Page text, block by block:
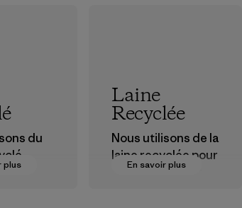
plus
du
de
En savoir plus
Laine
Recyclée
Nous utilisons de la
laine recyclée pour
allonger la durée